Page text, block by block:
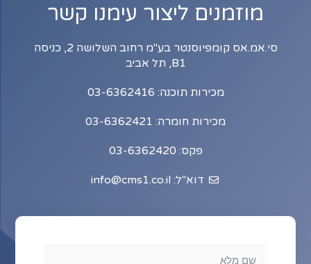
מוזמנים ליצור עימנו קשר
סי.אמ.אס קומפיוסנטר בע"מ רחוב השלושה 2, כניסה
B1, תל אביב
מכירות תוכנה: 03-6362416
מכירות חומרה: 03-6362421
פקס: 03-6362420
דוא"ל: info@cms1.co.il